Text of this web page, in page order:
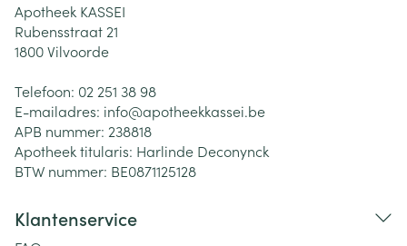
Apotheek KASSEI
Rubensstraat 21
1800Vilvoorde
Telefoon: 02 251 38 98
E-mailadres: info@apotheekkassei.be
APB nummer: 238818
Apotheek titularis: Harlinde Deconynck
BTW nummer: BE0871125128
Klantenservice